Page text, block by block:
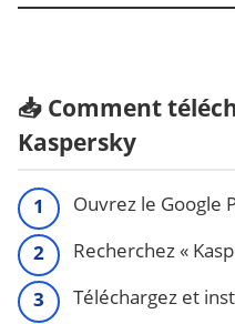
📥 Comment
Kaspersky
Ouvrez le Google
Recherchez «
Téléchargez et